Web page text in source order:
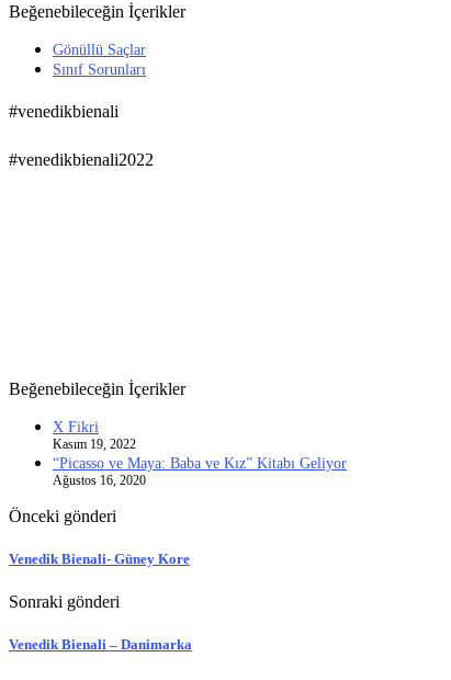
Beğenebileceğin İçerikler
Gönüllü Saçlar
Sınıf Sorunları
#venedikbienali
#venedikbienali2022
Beğenebileceğin İçerikler
X Fikri
Kasım 19, 2022
“Picasso ve Maya: Baba ve Kız” Kitabı Geliyor
Ağustos 16, 2020
Önceki gönderi
Venedik Bienali- Güney Kore
Sonraki gönderi
Venedik Bienali – Danimarka